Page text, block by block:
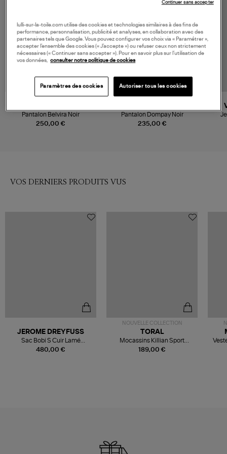
250,00 €
Pantalon Belvira Noir
235,00 €
Pantalon Dompay Noir
VOS DERNIERS PRODUITS VUS
480,00 €
JEROME DREYFUSS
Sac Bobi S Cuir Lamé
Champagne
NOUVELLE COLLECTION
189,00 €
TORAL
Mocassins Killian Sport
Mousse
lulli-sur-la-toile.com utilise des cookies et technologies similaires à des fins de
performance, personnalisation, publicité et analyses, en collaboration avec des
partenaires tels que Google. Vous pouvez configurer vos choix via « Paramétrer »,
accepter l’ensemble des cookies (« J’accepte ») ou refuser ceux non strictement
nécessaires (« Continuer sans accepter »). Pour en savoir plus sur l’utilisation de
vos données, consulter notre politique de cookies
Paramètres des cookies Autoriser tous les cookies
Continuer sans accepter